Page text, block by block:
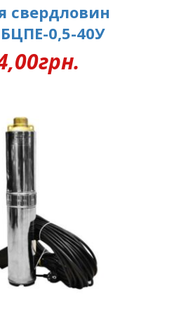
свердловин
0,5-40У
грн.